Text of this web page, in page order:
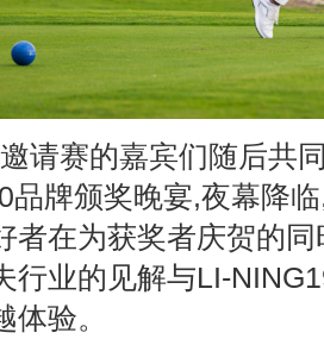
请赛的嘉宾们随后共
品牌颁奖晚宴,夜幕降
者在为获奖者庆贺的
行业的见解与LI-
验。